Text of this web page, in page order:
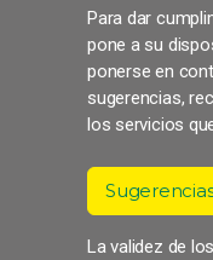
Para dar
pone a su
ponerse en
sugerencias,
los servicios
La validez de